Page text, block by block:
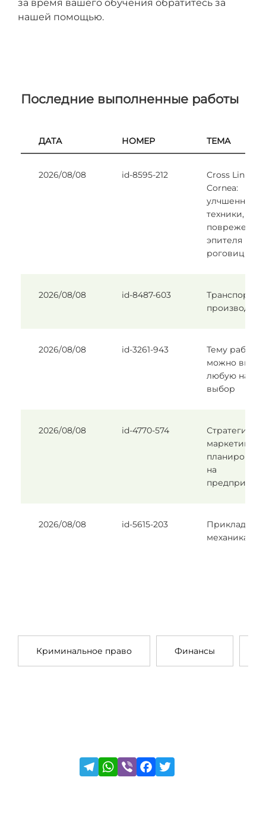
за время вашего обучения обратитесь за
нашей помощью.
Последние выполненные работы
ДАТА НОМЕР ТЕМА
2026/08/08 id-8595-212
Cross Linking
Cornea:
улчшенные
техники, без
поврежения
эпителя
роговицы
2026/08/08 id-8487-603
Транспорт в
2026/08/08 id-3261-943
Тему работы
можно
любую на
выбор
2026/08/08 id-4770-574
на
предприятии
2026/08/08 id-5615-203
Прикладная
механика
Криминальное право Финансы